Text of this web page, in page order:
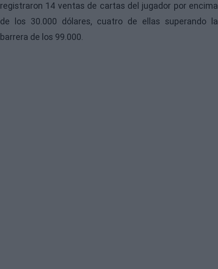
registraron 14 ventas de cartas del jugador por encima
de los 30.000 dólares, cuatro de ellas superando la
barrera de los 99.000.